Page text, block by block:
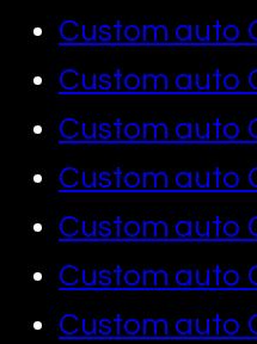
Custom auto
Custom auto
Custom auto
Custom auto
Custom auto
Custom auto
Custom auto